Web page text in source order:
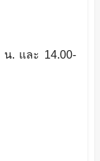
น. และ 14.00-